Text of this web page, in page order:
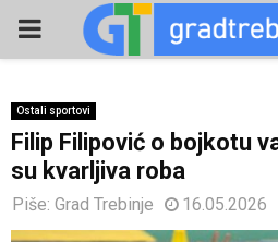
PRIMARY
Ostali sportovi
Filip Filipović o bojkotu
su kvarljiva roba
Piše: Grad Trebinje 16.05.2026